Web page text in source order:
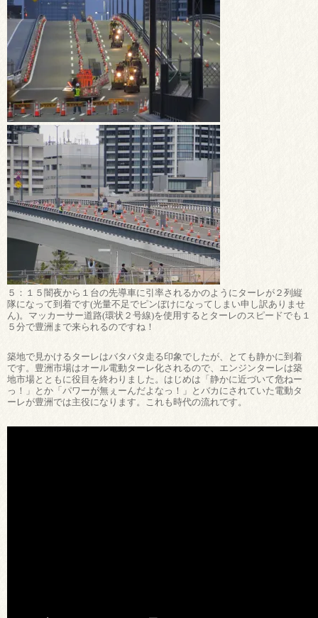
５：１５闇夜から１台の先導車に引率されるかのようにターレが２列縦
隊になって到着です(光量不足でピンぼけになってしまい申し訳ありませ
ん)。マッカーサー道路(環状２号線)を使用するとターレのスピードでも１
５分で豊洲まで来られるのですね！
築地で見かけるターレはバタバタ走る印象でしたが、とても静かに到着
です。豊洲市場はオール電動ターレ化されるので、エンジンターレは築
地市場とともに役目を終わりました。はじめは「静かに近づいて危ねー
っ！」とか「パワーが無ぇーんだよなっ！」とバカにされていた電動タ
ーレが豊洲では主役になります。これも時代の流れです。